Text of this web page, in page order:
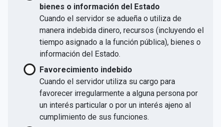
bienes o información del Estado
Cuando el servidor se adueña o utiliza de
manera indebida dinero, recursos (incluyendo el
tiempo asignado a la función pública), bienes o
información del Estado.
Favorecimiento indebido
Cuando el servidor utiliza su cargo para
favorecer irregularmente a alguna persona por
un interés particular o por un interés ajeno al
cumplimiento de sus funciones.